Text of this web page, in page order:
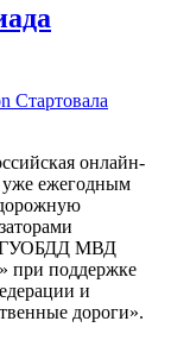
Стартовала
онлайн-
ежегодным
ГУОБДД МВД
при поддержке
и
дороги».